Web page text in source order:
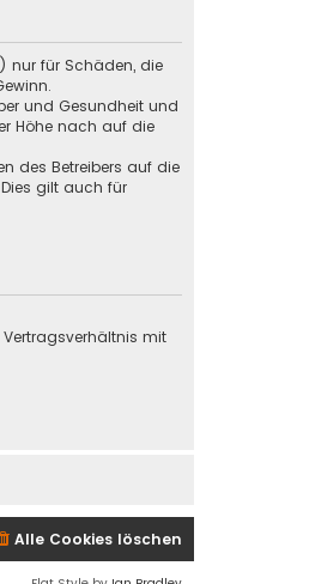
nur für Schäden, die
und Gesundheit und
Höhe nach auf die
des Betreibers auf die
gilt auch für
mit
Alle Cookies löschen